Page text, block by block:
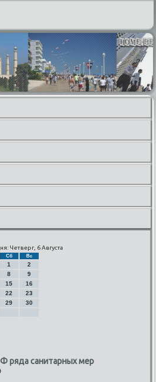
Четверг, 6 Августа
Сб Вс
1
2
8
9
15
16
22
23
29
30
ряда санитарных мер